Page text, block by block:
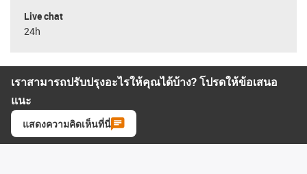
Live chat
24h
เราสามารถปรับปรุงอะไรให้คุณได้บ้าง? โปรดให้ข้อเสนอ
แนะ
แสดงความคิดเห็นที่นี่